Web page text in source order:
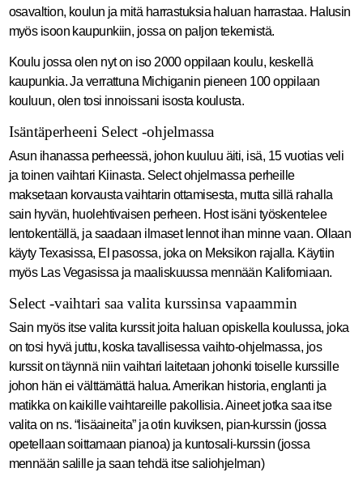
osavaltion, koulun ja mitä harrastuksia haluan harrastaa. Halusin
myös isoon kaupunkiin, jossa on paljon tekemistä.
Koulu jossa olen nyt on iso 2000 oppilaan koulu, keskellä
kaupunkia. Ja verrattuna Michiganin pieneen 100 oppilaan
kouluun, olen tosi innoissani isosta koulusta.
Isäntäperheeni Select -ohjelmassa
Asun ihanassa perheessä, johon kuuluu äiti, isä, 15 vuotias veli
ja toinen vaihtari Kiinasta. Select ohjelmassa perheille
maksetaan korvausta vaihtarin ottamisesta, mutta sillä rahalla
sain hyvän, huolehtivaisen perheen. Host isäni työskentelee
lentokentällä, ja saadaan ilmaset lennot ihan minne vaan. Ollaan
käyty Texasissa, El pasossa, joka on Meksikon rajalla. Käytiin
myös Las Vegasissa ja maaliskuussa mennään Kaliforniaan.
Select -vaihtari saa valita kurssinsa vapaammin
Sain myös itse valita kurssit joita haluan opiskella koulussa, joka
on tosi hyvä juttu, koska tavallisessa vaihto-ohjelmassa, jos
kurssit on täynnä niin vaihtari laitetaan johonki toiselle kurssille
johon hän ei välttämättä halua. Amerikan historia, englanti ja
matikka on kaikille vaihtareille pakollisia. Aineet jotka saa itse
valita on ns. “lisäaineita” ja otin kuviksen, pian-kurssin (jossa
opetellaan soittamaan pianoa) ja kuntosali-kurssin (jossa
mennään salille ja saan tehdä itse saliohjelman)